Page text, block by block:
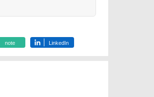
note LinkedIn